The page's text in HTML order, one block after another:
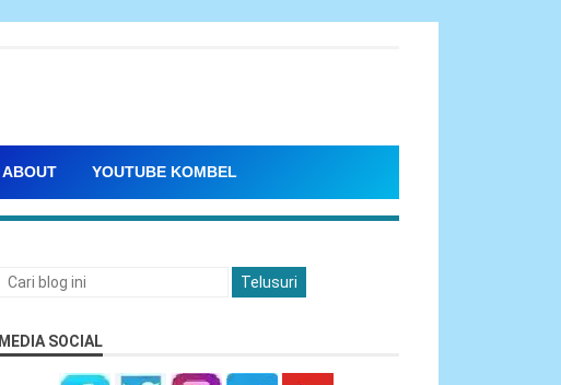
ABOUT YOUTUBE KOMBEL
MEDIA SOCIAL